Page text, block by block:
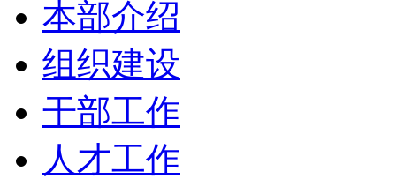
本部介绍
组织建设
干部工作
人才工作